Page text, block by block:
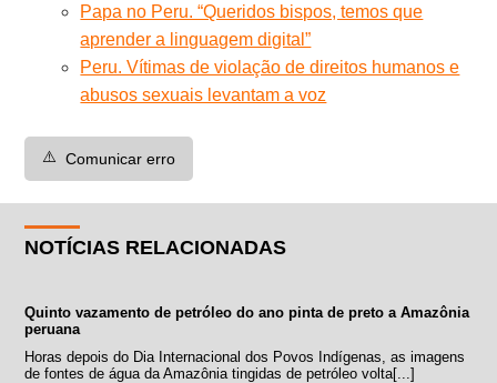
Papa no Peru. “Queridos bispos, temos que
aprender a linguagem digital”
Peru. Vítimas de violação de direitos humanos e
abusos sexuais levantam a voz
⚠️ Comunicar erro
NOTÍCIAS RELACIONADAS
Quinto vazamento de petróleo do ano pinta de preto a Amazônia
peruana
Horas depois do Dia Internacional dos Povos Indígenas, as imagens
de fontes de água da Amazônia tingidas de petróleo volta[...]